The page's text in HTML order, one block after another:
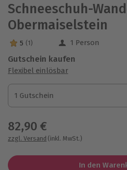
Schneeschuh-
Obermaiselstein
5 Sterne von 5 aus 1 Bewertungen
5 (1) 1 Person
Gutschein kaufen
Flexibel einlösbar
1 Gutschein
1 Gutschein
1 Gutschein
82,90 €
zzgl. Versand (inkl. MwSt.)
In den